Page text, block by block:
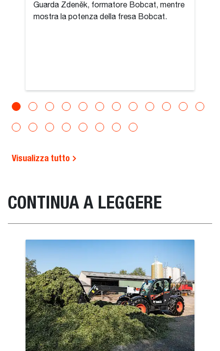
Guarda Zdeněk, formatore Bobcat, mentre
mostra la potenza della fresa Bobcat.
Visualizza tutto
CONTINUA A LEGGERE